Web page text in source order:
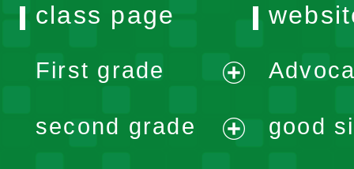
class page
First grade
menu
second grade
good